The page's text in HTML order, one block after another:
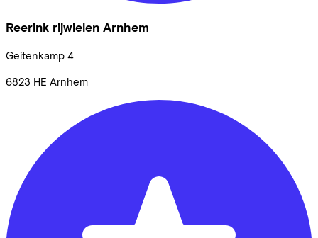
Reerink rijwielen Arnhem
Geitenkamp 4
6823 HE Arnhem